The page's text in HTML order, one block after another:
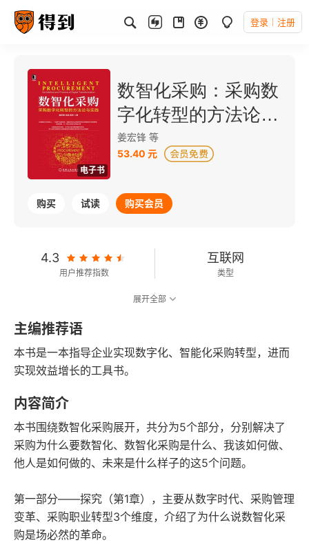
登录 注册
电子书
数智化采购：采购数
字化转型的方法论与
实践
姜宏锋 等
53.40 元
购买 试读 购买会员
4.3
用户推荐指数
互联网
类型
2021-11-01
发行日期
展开全部
主编推荐语
本书是一本指导企业实现数字化、智能化采购转型，进而
实现效益增长的工具书。
内容简介
本书围绕数智化采购展开，共分为5个部分，分别解决了
采购为什么要数智化、数智化采购是什么、我该如何做、
他人是如何做的、未来是什么样子的这5个问题。
第一部分——探究（第1章），主要从数字时代、采购管理
变革、采购职业转型3个维度，介绍了为什么说数智化采
购是场必然的革命。